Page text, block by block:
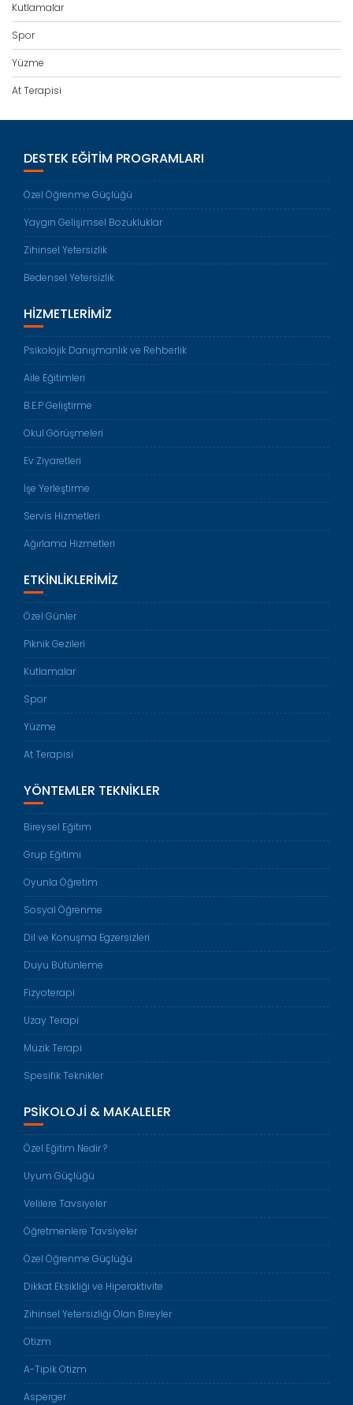
Kutlamalar
Spor
Yüzme
At Terapisi
DESTEK EĞITIM PROGRAMLARI
Özel Öğrenme Güçlüğü
Yaygın Gelişimsel Bozukluklar
Zihinsel Yetersizlik
Bedensel Yetersizlik
HIZMETLERIMIZ
Psikolojik Danışmanlık ve Rehberlik
Aile Eğitimleri
B.E.P Geliştirme
Okul Görüşmeleri
Ev Ziyaretleri
İşe Yerleştirme
Servis Hizmetleri
Ağırlama Hizmetleri
ETKINLIKLERIMIZ
Özel Günler
Piknik Gezileri
Kutlamalar
Spor
Yüzme
At Terapisi
YÖNTEMLER TEKNIKLER
Bireysel Eğitim
Grup Eğitimi
Oyunla Öğretim
Sosyal Öğrenme
Dil ve Konuşma Egzersizleri
Duyu Bütünleme
Fizyoterapi
Uzay Terapi
Müzik Terapi
Spesifik Teknikler
PSIKOLOJI & MAKALELER
Özel Eğitim Nedir ?
Uyum Güçlüğü
Velilere Tavsiyeler
Öğretmenlere Tavsiyeler
Özel Öğrenme Güçlüğü
Dikkat Eksikliği ve Hiperaktivite
Zihinsel Yetersizliği Olan Bireyler
Otizm
A-Tipik Otizm
Asperger